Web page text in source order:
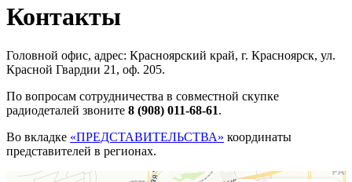
Контакты
Головной офис, адрес: Красноярский край, г. Красноярск, ул.
Красной Гвардии 21, оф. 205.
По вопросам сотрудничества в совместной скупке
радиодеталей звоните 8 (908) 011-68-61.
Во вкладке «ПРЕДСТАВИТЕЛЬСТВА» координаты
представителей в регионах.